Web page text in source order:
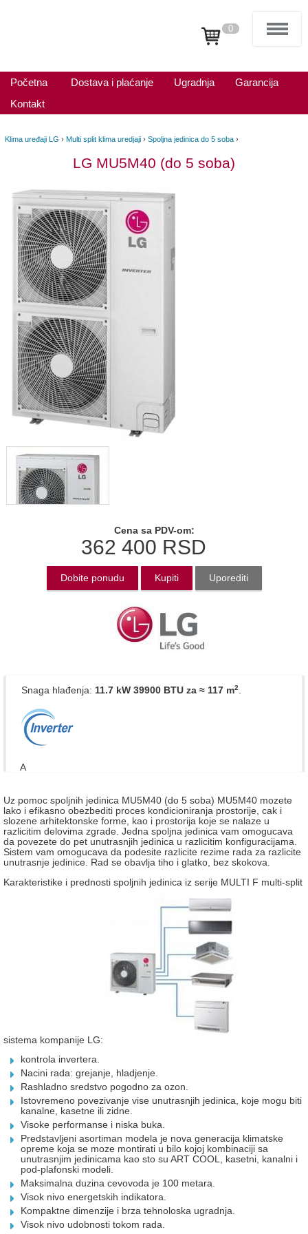
0
Početna Dostava i plaćanje Ugradnja
Garancija
Kontakt
Klima uređaji LG › Multi split klima uredjaji › Spoljna jedinica do 5 soba ›
LG MU5M40 (do 5 soba)
Cena sa PDV-om:
362 400 RSD
Dobite ponudu Kupiti Uporediti
Snaga hlađenja: 11.7 kW 39900 BTU za ≈ 117 m2.
A
Uz pomoc spoljnih jedinica MU5M40 (do 5 soba) MU5M40 mozete
lako i efikasno obezbediti proces kondicioniranja prostorije, cak i
slozene arhitektonske forme, kao i prostorija koje se nalaze u
razlicitim delovima zgrade. Jedna spoljna jedinica vam omogucava
da povezete do pet unutrasnjih jedinica u razlicitim konfiguracijama.
Sistem vam omogucava da podesite razlicite rezime rada za razlicite
unutrasnje jedinice. Rad se obavlja tiho i glatko, bez skokova.
Karakteristike i prednosti spoljnih jedinica iz serije MULTI F multi-split
sistema kompanije LG:
kontrola invertera.
Nacini rada: grejanje, hladjenje.
Rashladno sredstvo pogodno za ozon.
Istovremeno povezivanje vise unutrasnjih jedinica, koje mogu biti
kanalne, kasetne ili zidne.
Visoke performanse i niska buka.
Predstavljeni asortiman modela je nova generacija klimatske
opreme koja se moze montirati u bilo kojoj kombinaciji sa
unutrasnjim jedinicama kao sto su ART COOL, kasetni, kanalni i
pod-plafonski modeli.
Maksimalna duzina cevovoda je 100 metara.
Visok nivo energetskih indikatora.
Kompaktne dimenzije i brza tehnoloska ugradnja.
Visok nivo udobnosti tokom rada.